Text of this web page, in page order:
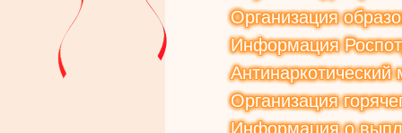
Организация
Информация
Антинаркотический
Организация
Информация о